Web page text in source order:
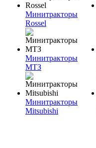
Минитракторы
Rossel
Минитракторы
МТЗ
Минитракторы
Mitsubishi